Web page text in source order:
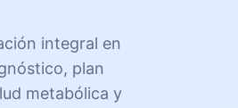
integral en
plan
metabólica y